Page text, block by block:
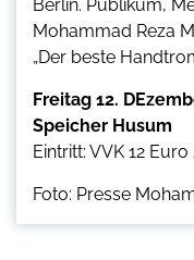
Berlin. Publikum,
Mohammad Reza
„Der beste
Freitag 12.
Speicher Husum
Eintritt: VVK 12
Foto: Presse